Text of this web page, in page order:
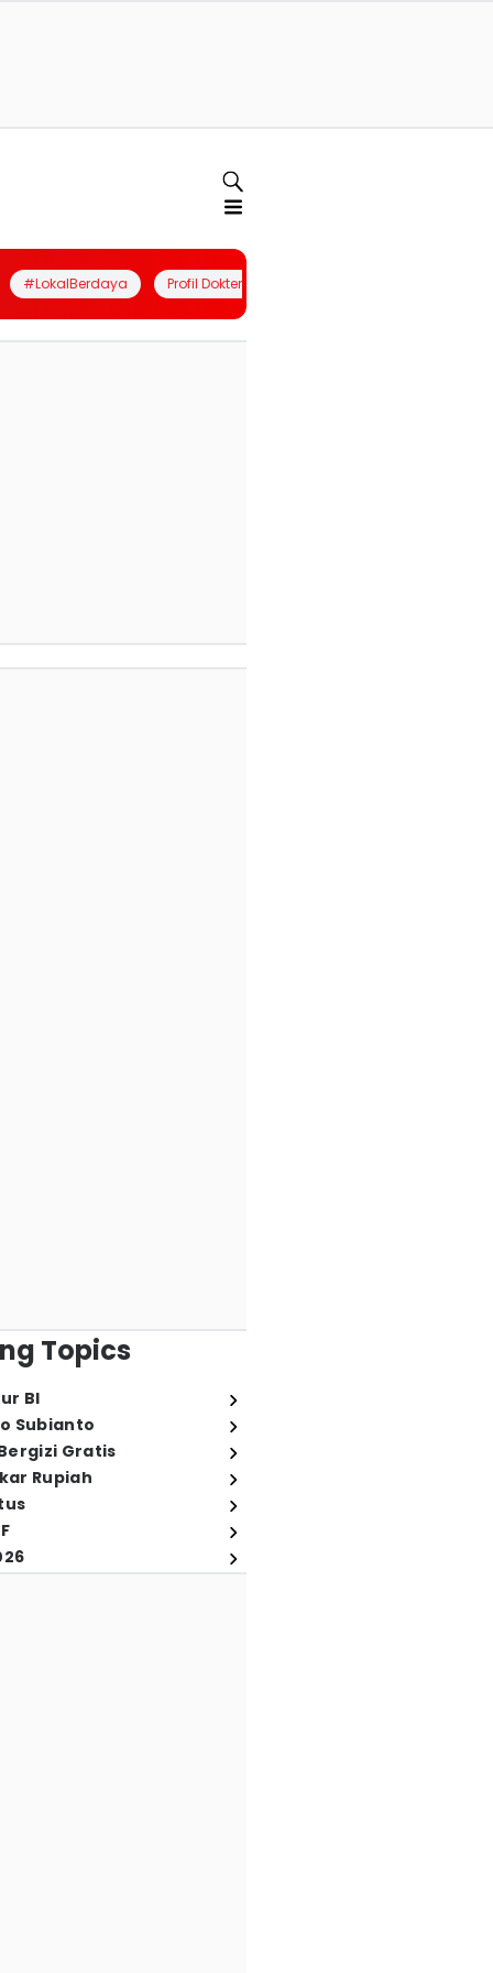
#LokalBerdaya Profil Dokter
Topics
BI
Subianto
Gratis
Rupiah